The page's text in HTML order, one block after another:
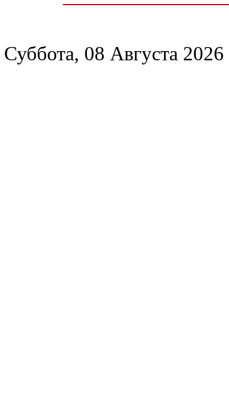
Суббота, 08 Августа 2026